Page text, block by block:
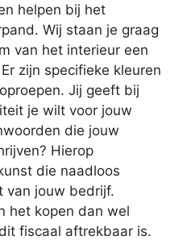
helpen bij het
Wij staan je graag
van het interieur een
zijn specifieke kleuren
Jij geeft bij
je wilt voor jouw
die jouw
Hierop
die naadloos
van jouw bedrijf.
het kopen dan wel
fiscaal aftrekbaar is.